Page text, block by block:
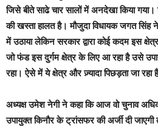
जिसे बीते साढे चार सालों में अनदेखा किया
की खस्ता हालत है। मौजुदा विधायक जगत सिंह
में उठाया लेकिन सरकार द्वारा कोई कदम इस
जो फंड इस दुर्गम क्षेत्र के लिए आ रहा है उसे
रहा। ऐसे में ये क्षेत्र और ज़्यादा पिछड़ता जा रहा
अध्यक्ष उमेश नेगी ने कहा कि आज वो चुनाव
उपायुक्त किनौर के ट्रांसफर की अर्जी दी